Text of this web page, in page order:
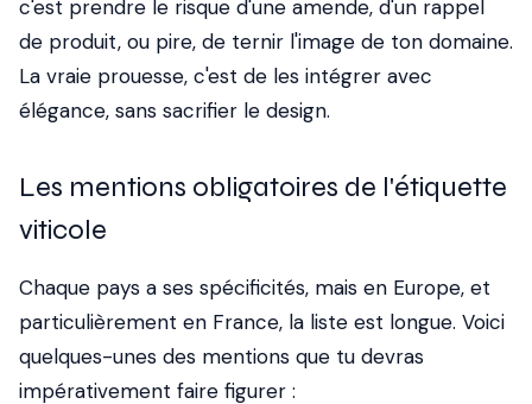
c'est prendre le risque d'une amende, d'un rappel
de produit, ou pire, de ternir l'image de ton domaine.
La vraie prouesse, c'est de les intégrer avec
élégance, sans sacrifier le design.
Les mentions obligatoires de l'étiquette
viticole
Chaque pays a ses spécificités, mais en Europe, et
particulièrement en France, la liste est longue. Voici
quelques-unes des mentions que tu devras
impérativement faire figurer :